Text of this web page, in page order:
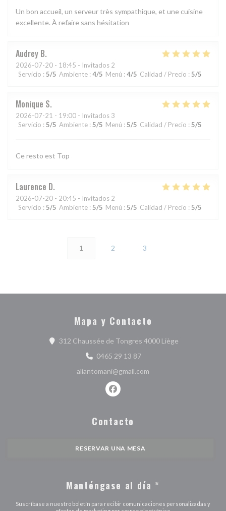
Un bon accueil, un serveur très sympathique, et une cuisine
excellente. À refaire sans hésitation
Audrey B
2026-07-20 - 18:45 - Invitados 2
Servicio : 5/5 Ambiente : 4/5 Menú : 4/5 Calidad / Precio : 5/5
Monique S
2026-07-21 - 19:00 - Invitados 3
Servicio : 5/5 Ambiente : 5/5 Menú : 5/5 Calidad / Precio : 5/5
Ce resto est Top
Laurence D
2026-07-20 - 20:45 - Invitados 2
Servicio : 5/5 Ambiente : 5/5 Menú : 5/5 Calidad / Precio : 5/5
1 2 3
Mapa y Contacto
312 Chaussée de Tongres 4000 Liège
0465 29 13 87
aliantomani@gmail.com
Facebook ((abre en una nueva
Contacto
RESERVAR UNA MESA
Manténgase al día *
Suscríbase a nuestro boletín para recibir comunicaciones personalizadas y